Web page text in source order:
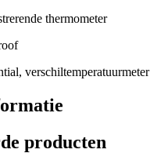
thermometer
verschiltemperatuurmeter
producten